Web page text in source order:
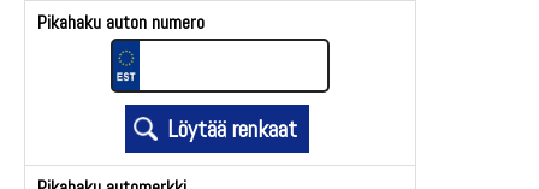
Pikahaku auton numero